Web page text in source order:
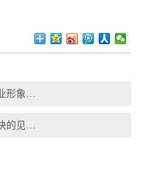
抖音推广能提升企业形象吗？
短视频推广怎么更快的见到效果